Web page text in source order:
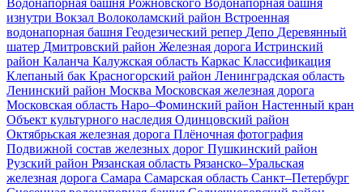
изнутри Вокзал Волоколамский район Встроенная
водонапорная башня Геодезический репер Депо Деревянный
шатер Дмитровский район Железная дорога Истринский
район Каланча Калужская область Каркас Классификация
Клепаный бак Красногорский район Ленинградская область
Ленинский район Москва Московская железная дорога
Московская область Наро–Фоминский район Настенный кран
Объект культурного наследия Одинцовский район
Октябрьская железная дорога Плёночная фотография
Подвижной состав железных дорог Пушкинский район
Рузский район Рязанская область Рязанско–Уральская
железная дорога Самара Самарская область Санкт–Петербург